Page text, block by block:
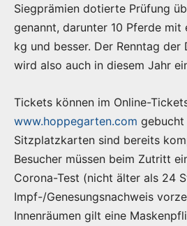
Siegprämien dotierte Prüfung
genannt, darunter 10 Pferde mit
kg und besser. Der Renntag der
wird also auch in diesem Jahr
Tickets können im Online-
www.hoppegarten.com gebucht
Sitzplatzkarten sind bereits
Besucher müssen beim Zutritt
Corona-Test (nicht älter als 24
Impf-/Genesungsnachweis
Innenräumen gilt eine